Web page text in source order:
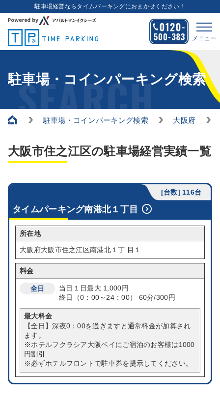
駐車場経営ならタイムパーキングにおまかせください！
メニュー
駐車場・コインパーキング検索
SEARCH
駐車場・コインパーキング検索 大阪府
大阪市住之江区の駐車場経営実績一覧
タイムパーキング南港北１丁目
[台数] 116台
所在地
大阪府大阪市住之江区南港北１丁 目１
料金
全日 当日１日最大 1,000円
終日（0：00～24：00）
60分/300円
最大料金
【全日】深夜0：00を過ぎますと通常料金が加算され
ます。
※ホテルフクラシア大阪ベイにご宿泊のお客様は1000
円割引
※必ずホテルフロントで駐車券を提示してください。